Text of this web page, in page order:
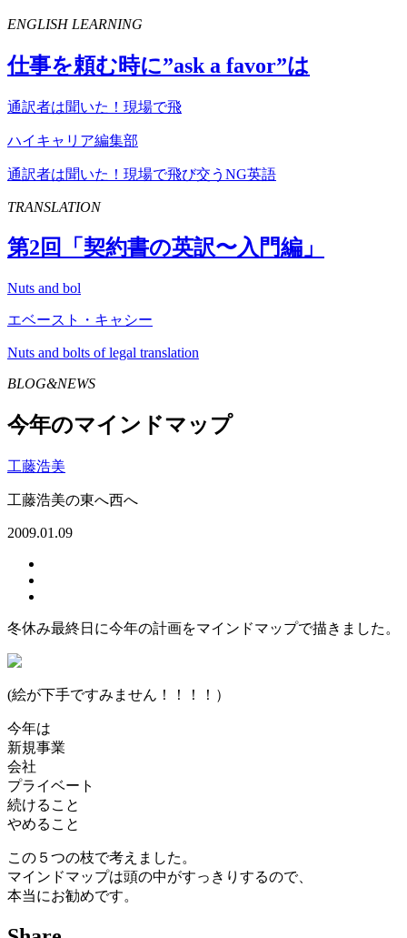
ENGLISH LEARNING
仕事を頼む時に”ask a favor”は
通訳者は聞いた！現場で飛
ハイキャリア編集部
通訳者は聞いた！現場で飛び交うNG英語
TRANSLATION
第2回「契約書の英訳〜入門編」
Nuts and bol
エベースト・キャシー
Nuts and bolts of legal translation
BLOG&NEWS
今年のマインドマップ
工藤浩美
工藤浩美の東へ西へ
2009.01.09
冬休み最終日に今年の計画をマインドマップで描きました。
(絵が下手ですみません！！！！）
今年は
新規事業
会社
プライベート
続けること
やめること
この５つの枝で考えました。
マインドマップは頭の中がすっきりするので、
本当にお勧めです。